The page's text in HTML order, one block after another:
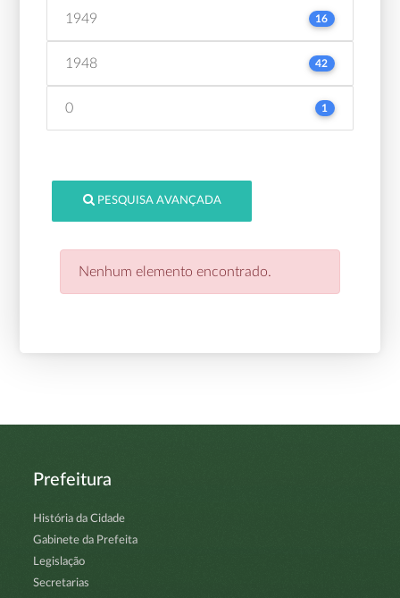
1949 16
1948 42
0 1
PESQUISA AVANÇADA
Nenhum elemento encontrado.
Prefeitura
História da Cidade
Gabinete da Prefeita
Legislação
Secretarias